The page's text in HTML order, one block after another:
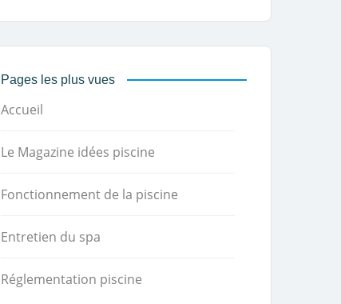
Pages les plus vues
Accueil
Le Magazine idées piscine
Fonctionnement de la piscine
Entretien du spa
Réglementation piscine